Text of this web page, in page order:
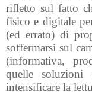
rifletto sul fatto
fisico e digitale
(ed errato) di
soffermarsi sul
(informativa,
quelle
intensificare la